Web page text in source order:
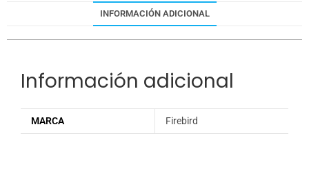
INFORMACIÓN ADICIONAL
Información adicional
MARCA Firebird